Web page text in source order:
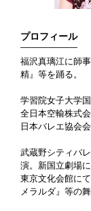
プロフィール
福沢真璃江に師
精』等を踊る。
学習院女子大学
全日本空輸株式
日本バレエ協会
武蔵野シティバ
演。新国立劇場
東京文化会館に
メラルダ』等の舞